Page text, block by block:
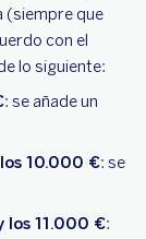
(siempre que
con el
lo siguiente:
: se añade un
10.000 €: se
los 11.000 €: